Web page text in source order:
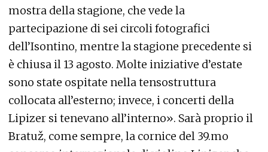
mostra della stagione, che vede la
partecipazione di sei circoli fotografici
dell’Isontino, mentre la stagione precedente si
è chiusa il 13 agosto. Molte iniziative d’estate
sono state ospitate nella tensostruttura
collocata all’esterno; invece, i concerti della
Lipizer si tenevano all’interno». Sarà proprio il
Bratuž, come sempre, la cornice del 39.mo